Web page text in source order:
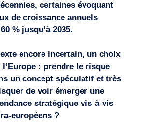
certaines évoquant
de croissance annuels
% jusqu’à 2035.
encore incertain, un choix
l’Europe: prendre le risque
un concept spéculatif et très
rde voir émerger une
stratégique vis-à-vis
européens ?